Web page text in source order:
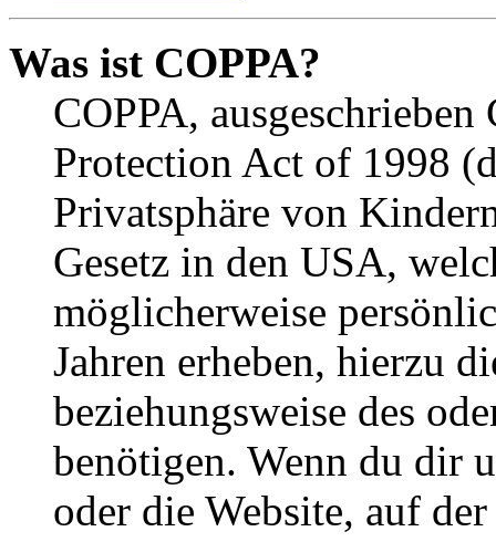
Was ist COPPA?
COPPA,
Protection Act of 1998
Privatsphäre von
Gesetz in den USA,
möglicherweise
Jahren erheben, hierzu
beziehungsweise des
benötigen. Wenn du dir
oder die Website, auf